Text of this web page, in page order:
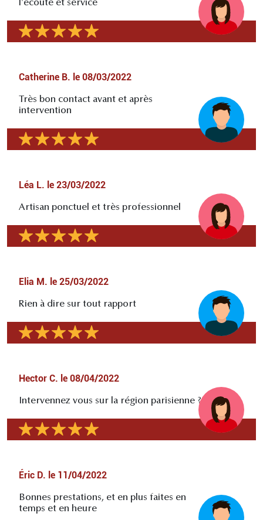
l'écoute et service
Catherine B. le 08/03/2022
Très bon contact avant et après
intervention
Léa L. le 23/03/2022
Artisan ponctuel et très professionnel
Elia M. le 25/03/2022
Rien à dire sur tout rapport
Hector C. le 08/04/2022
Intervennez vous sur la région parisienne ?
Éric D. le 11/04/2022
Bonnes prestations, et en plus faites en
temps et en heure